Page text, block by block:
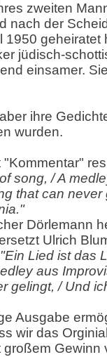
zweiten
nach der
1950 geheiratet
jüdisch-
einsamer.
ihre
wurden.
"Kommentar"
song, / A
that can never
Dörlemann
Ulrich
"Ein Lied ist das
aus
gelingt, / Und
Ausgabe
wir das
großem Gewinn